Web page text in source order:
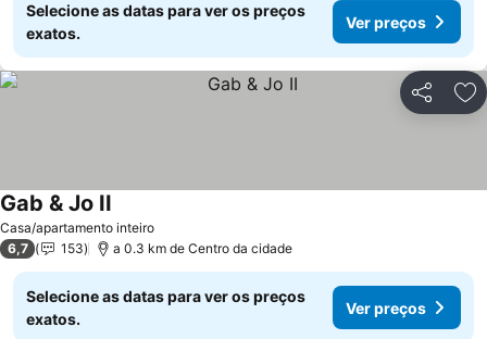
Selecione as datas para ver os preços
exatos.
Ver preços
Partilhar
Casa/apartamento inteiro
Gab & Jo II
6,7 153 a 0.3 km de Centro da cidade
Selecione as datas para ver os preços
exatos.
Ver preços